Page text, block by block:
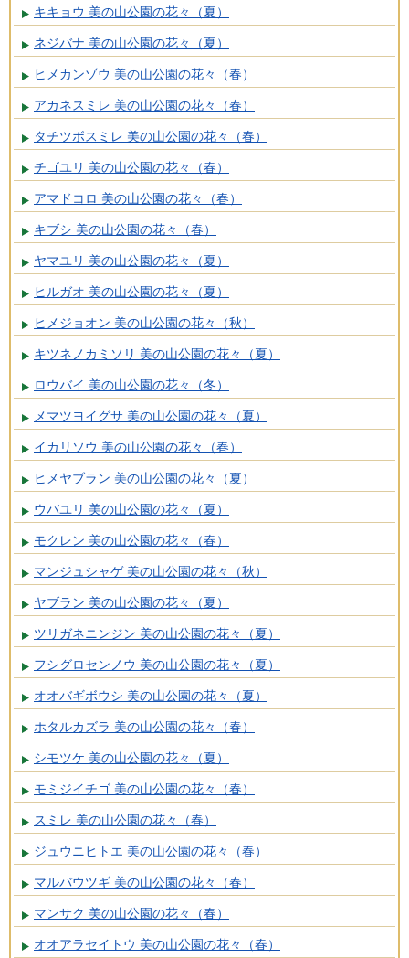
キキョウ 美の山公園の花々（夏）
ネジバナ 美の山公園の花々（夏）
ヒメカンゾウ 美の山公園の花々（春）
アカネスミレ 美の山公園の花々（春）
タチツボスミレ 美の山公園の花々（春）
チゴユリ 美の山公園の花々（春）
アマドコロ 美の山公園の花々（春）
キブシ 美の山公園の花々（春）
ヤマユリ 美の山公園の花々（夏）
ヒルガオ 美の山公園の花々（夏）
ヒメジョオン 美の山公園の花々（秋）
キツネノカミソリ 美の山公園の花々（夏）
ロウバイ 美の山公園の花々（冬）
メマツヨイグサ 美の山公園の花々（夏）
イカリソウ 美の山公園の花々（春）
ヒメヤブラン 美の山公園の花々（夏）
ウバユリ 美の山公園の花々（夏）
モクレン 美の山公園の花々（春）
マンジュシャゲ 美の山公園の花々（秋）
ヤブラン 美の山公園の花々（夏）
ツリガネニンジン 美の山公園の花々（夏）
フシグロセンノウ 美の山公園の花々（夏）
オオバギボウシ 美の山公園の花々（夏）
ホタルカズラ 美の山公園の花々（春）
シモツケ 美の山公園の花々（夏）
モミジイチゴ 美の山公園の花々（春）
スミレ 美の山公園の花々（春）
ジュウニヒトエ 美の山公園の花々（春）
マルバウツギ 美の山公園の花々（春）
マンサク 美の山公園の花々（春）
オオアラセイトウ 美の山公園の花々（春）